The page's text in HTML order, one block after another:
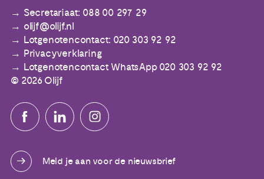
Secretariaat: 088 00 297 29
olijf@olijf.nl
Lotgenotencontact: 020 303 92 92
Privacyverklaring
Lotgenotencontact WhatsApp 020 303 92 92
© 2026 Olijf
Meld je aan voor de nieuwsbrief